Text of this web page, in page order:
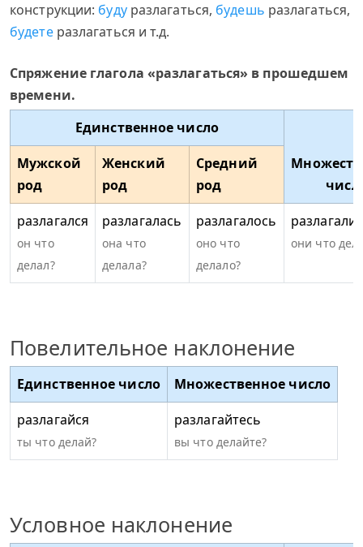
конструкции: будуразлагаться, будешь разлагаться,
будетеразлагаться и т.д.
Спряжение глагола «разлагаться» в прошедшем
времени.
Единственное число
Мужской
род
Женский
род
Средний
род
разлагался
он что
делал?
разлагалась
она что
делала?
разлагалось
оно что
делало?
они что
Повелительное наклонение
Единственное число
Множественное число
разлагайся
ты что делай?
разлагайтесь
вы что делайте?
Условное наклонение